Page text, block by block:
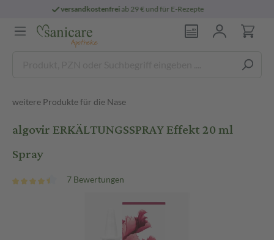
persönlichepharmazeutische
weitere Produkte für die Nase
algovir ERKÄLTUNGSSPRAY Effekt 20 ml
Spray
7 Bewertungen